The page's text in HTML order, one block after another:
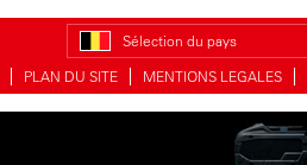
Sélection du pays
PLAN DU SITE MENTIONS LEGALES